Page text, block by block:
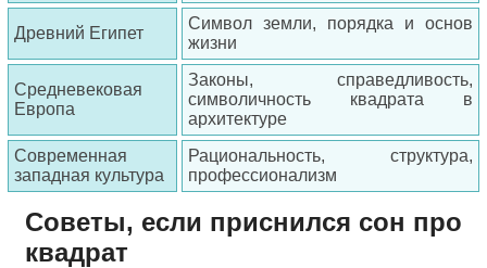
Древний Египет
Символ земли, порядка и основ
жизни
Средневековая
Европа
Законы, справедливость,
символичность квадрата в
архитектуре
Современная
западная культура
Рациональность, структура,
професcионализм
Советы, если приснился сон про
квадрат